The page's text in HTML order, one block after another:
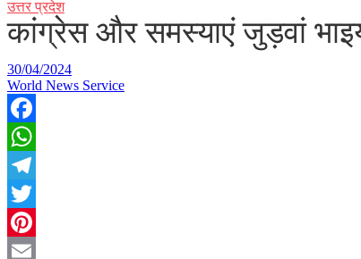
उत्तर प्रदेश
कांग्रेस और समस्याएं जुड़वां
30/04/2024
World News Service
Facebook
WhatsApp
Telegram
Twitter
Pinterest